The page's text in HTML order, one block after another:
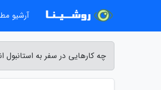
چه کارهایی در سفر به
آرشیو